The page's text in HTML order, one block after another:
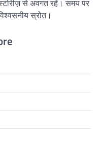
से अवगत रहें। समय पर
स्रोत।